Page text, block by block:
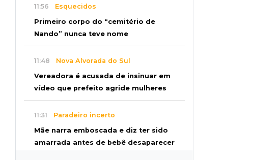
11:56 Esquecidos
Primeiro corpo do “cemitério de
Nando” nunca teve nome
11:48 Nova Alvorada do Sul
Vereadora é acusada de insinuar em
vídeo que prefeito agride mulheres
11:31 Paradeiro incerto
Mãe narra emboscada e diz ter sido
amarrada antes de bebê desaparecer